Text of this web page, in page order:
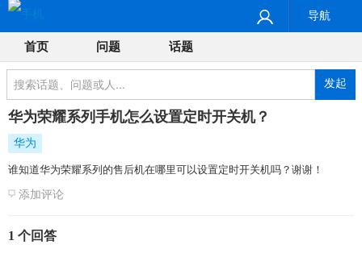
导航
首页 问题 话题
发起
华为荣耀系列手机怎么设置定时开关机？
华为
谁知道华为荣耀系列的售后机在哪里可以设置定时开关机吗？谢谢！
添加评论
1 个回答